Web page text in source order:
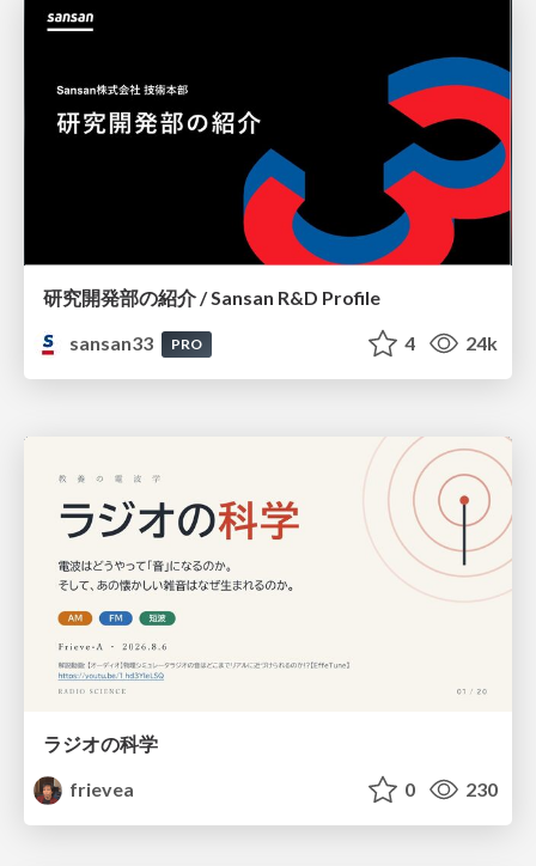
研究開発部の紹介 / Sansan R&D Profile
sansan33
PRO 4 24k
ラジオの科学
frievea
0 230